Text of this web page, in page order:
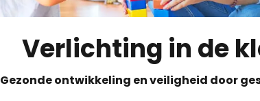
Verlichting in de
Gezonde ontwikkeling en veiligheid door